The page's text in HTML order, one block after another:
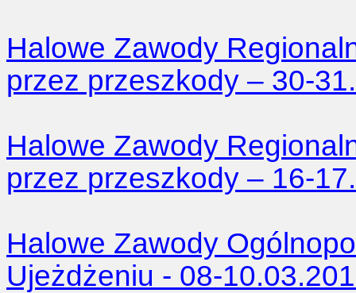
Halowe Zawody
przez przeszkody – 30-
Halowe Zawody
przez przeszkody – 16-
Halowe Zawody
Ujeżdżeniu - 08-